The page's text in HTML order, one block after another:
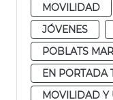
MOVILIDAD
JÓVENES
POBLATS
EN PORTADA
MOVILIDAD Y